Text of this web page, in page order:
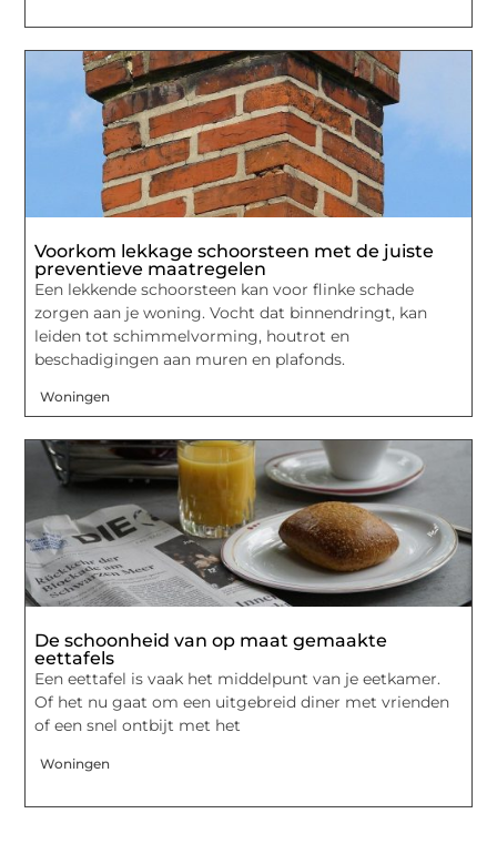
Voorkom lekkage schoorsteen met de juiste
preventieve maatregelen
Een lekkende schoorsteen kan voor flinke schade
zorgen aan je woning. Vocht dat binnendringt, kan
leiden tot schimmelvorming, houtrot en
beschadigingen aan muren en plafonds.
Woningen
De schoonheid van op maat gemaakte
eettafels
Een eettafel is vaak het middelpunt van je eetkamer.
Of het nu gaat om een uitgebreid diner met vrienden
of een snel ontbijt met het
Woningen